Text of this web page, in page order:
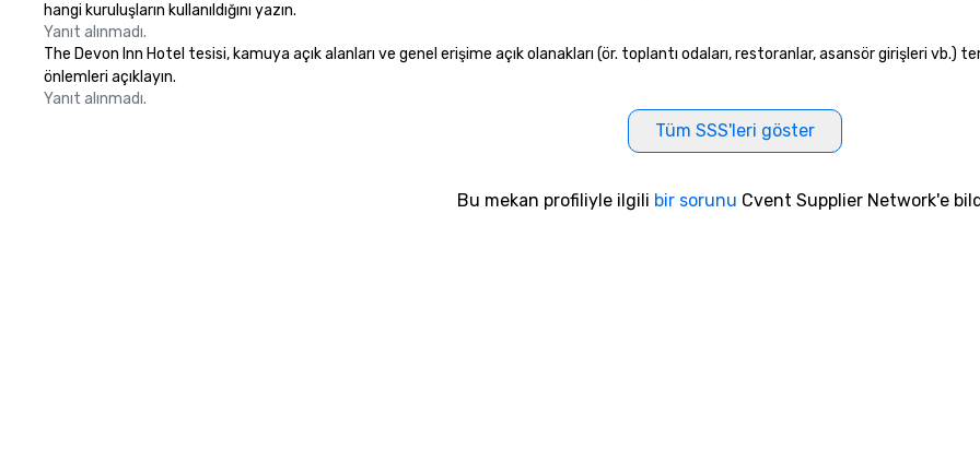
hangi kuruluşların kullanıldığını yazın.
Yanıt alınmadı.
The Devon Inn Hotel tesisi, kamuya açık alanları ve genel erişime açık olanakları (ör. toplantı odaları, restoranlar, asansör girişleri vb.)
önlemleri açıklayın.
Yanıt alınmadı.
Tüm SSS'leri göster
Bu mekan profiliyle ilgili bir sorunu Cvent Supplier Network'e